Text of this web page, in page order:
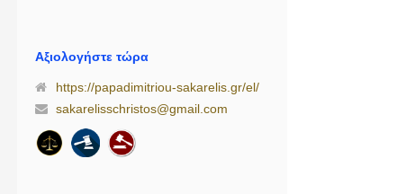
Αξιολογήστε τώρα
https://papadimitriou-sakarelis.gr/el/
sakarelisschristos@gmail.com